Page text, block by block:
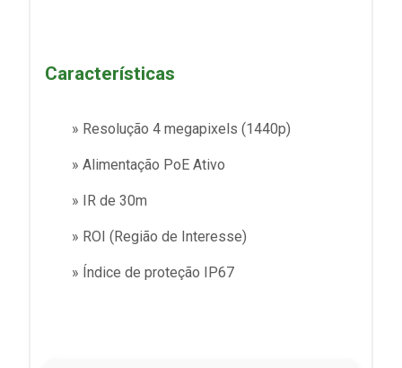
Características
» Resolução 4 megapixels (1440p)
» Alimentação PoE Ativo
» IR de 30m
» ROI (Região de Interesse)
» Índice de proteção IP67